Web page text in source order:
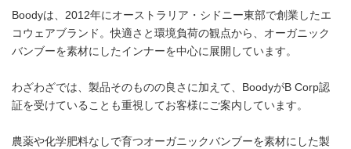
Boodyは、2012年にオーストラリア・シドニー東部で創業したエ
コウェアブランド。快適さと環境負荷の観点から、オーガニック
バンブーを素材にしたインナーを中心に展開しています。
わざわざでは、製品そのものの良さに加えて、BoodyがB Corp認
証を受けていることも重視してお客様にご案内しています。
農薬や化学肥料なしで育つオーガニックバンブーを素材にした製